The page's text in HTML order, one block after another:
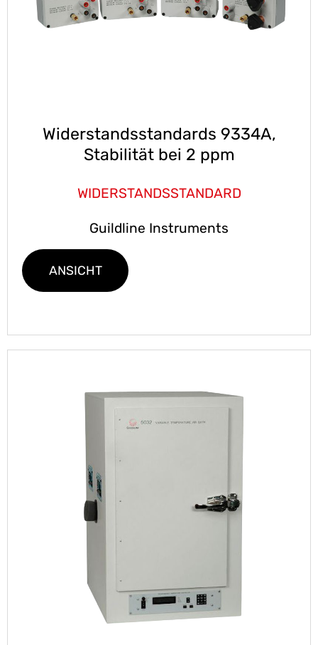
Widerstandsstandards 9334A,
Stabilität bei 2 ppm
WIDERSTANDSSTANDARD
Guildline Instruments
ANSICHT